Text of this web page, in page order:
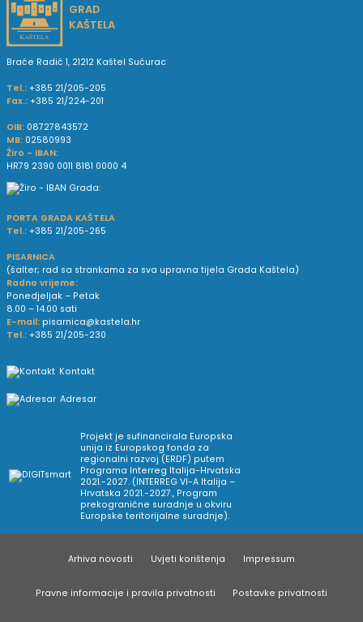
GRAD
KAŠTELA
Braće Radić 1, 21212 Kaštel Sućurac
Tel.: +385 21/205-205
Fax.: +385 21/224-201
OIB: 08727843572
MB: 02580993
Žiro - IBAN:
HR79 2390 0011 8181 0000 4
PORTA GRADA KAŠTELA
Tel.: +385 21/205-265
PISARNICA
(šalter; rad sa strankama za sva upravna tijela Grada Kaštela)
Radno vrijeme:
Ponedjeljak – Petak
8.00 – 14.00 sati
E-mail: pisarnica@kastela.hr
Tel.: +385 21/205-230
Kontakt
Adresar
Projekt je sufinancirala Europska
unija iz Europskog fonda za
regionalni razvoj (ERDF) putem
Programa Interreg Italija-Hrvatska
2021.-2027. (INTERREG VI-A Italija –
Hrvatska 2021.-2027., Program
prekogranične suradnje u okviru
Europske teritorijalne suradnje).
Arhiva novosti Uvjeti korištenja Impressum
Pravne informacije i pravila privatnosti Postavke privatnosti